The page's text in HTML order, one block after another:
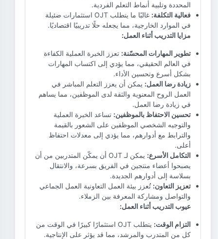
المحددة وتلبية أنماط التعلم الفردية.
فعالية التكلفة:
غالبًا ما يتطلب OJT استثمارات ضئيلة
في الموارد الخارجية، مما يجعله حلًا تدريبيًا اقتصاديًا.
مزايا التدريب أثناء العمل:
تطوير المهارات المحسّنة: تعزز الخبرة العملية الكفاءة
في العالم الحقيقي، مما يؤدي إلى اكتساب المهارات
بشكل أسرع وتحسين الأداء.
زيادة رضا العمل: يمكن أن يعزز التعلم المباشر في
العمل الروح المعنوية والثقة لدى الموظفين، مما يساهم
في زيادة رضا العمل.
تحسين الاحتفاظ بالموظفين: تساعد الخبرة العملية
والتوجيه الشخصي الموظفين على الشعور بالقيمة
والترابط مع أدوارهم، مما يؤدي إلى معدلات احتفاظ
أعلى.
التكامل الأسرع:
يمكن لـ OJT أن يمكّن المتدربين من أن
يصبحوا أعضاء منتجين في الفريق بسرعة، والانتقال
بسلاسة إلى أدوارهم الجديدة.
تعزيز التعاون: تُعزز بيئة العمل التعاونية العمل الجماعي
والتواصل ومشاركة المعرفة بين الزملاء.
عيوب التدريب أثناء العمل:
التزام الوقت:
يتطلب OJT استثمارًا كبيرًا في الوقت من
كل من المتدرب والمرشد، مما قد يؤثر على الإنتاجية.